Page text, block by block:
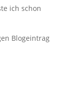
ich schon
Blogeintrag